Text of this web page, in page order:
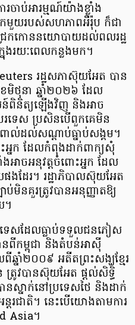
ចាប់អារម្មណ៍យ៉ាងខ្លាំង
យរបស់សហភាពអឺរ៉ុប ក៏ជា
រកកោននយោបាយដល់​ពល​រដ្ឋ
នុងរយៈពេលកន្លងមក។
រដ្ឋសភាស៊ុយអែត បាន
ែមិថុនា ឆ្នាំ២០២៦ ដែល
សន៍ពិនិត្យឡើងវិញ និងអាច
ទេស ប្រសិនបើពួកគេមិន
ាល់ដល់សណ្តាប់ធ្នាប់សង្គម។
អ្នក ដែលកំពុងដាក់ពាក្យសុំ
ងអាចអនុវត្តចំពោះអ្នក ដែល
ងដែរ។ រដ្ឋាភិបាលស៊ុយអែត
ប់មិនគួរត្រូវបានអនុញ្ញាតឱ្យ
។
េសដែលធ្លាប់ទទួលជនភៀស
នពីកម្ពុជា និងតំបន់អាស៊ី
ឆ្នាំ២០០៩ អតីតព្រះសង្ឃខ្មែរ
ត្រូវបានស៊ុយអែត ផ្តល់សិទ្ធិ
ស្នាក់នៅប្រទេសថៃ និងដាក់
តរជាតិ។ នេះបើយោងតាមការ
Asia។